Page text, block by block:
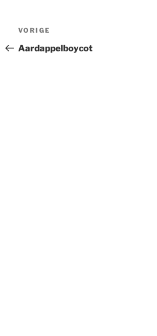
Bericht
navigatie
Vorig
bericht
VORIGE
Aardappelboycot